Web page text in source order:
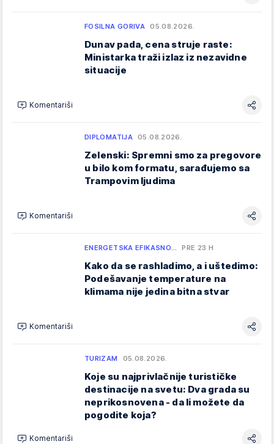
FOSILNA GORIVA 05.08.2026.
Dunav pada, cena struje raste:
Ministarka traži izlaz iz nezavidne
situacije
Komentariši
DIPLOMATIJA 05.08.2026.
Zelenski: Spremni smo za pregovore
u bilo kom formatu, sarađujemo sa
Trampovim ljudima
Komentariši
ENERGETSKA EFIKASNO… PRE 23 H
Kako da se rashladimo, a i uštedimo:
Podešavanje temperature na
klimama nije jedina bitna stvar
Komentariši
TURIZAM 05.08.2026.
Koje su najprivlačnije turističke
destinacije na svetu: Dva grada su
neprikosnovena - da li možete da
pogodite koja?
Komentariši